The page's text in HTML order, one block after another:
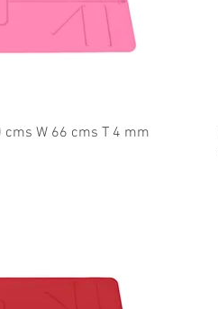
cms W 66 cms T 4 mm